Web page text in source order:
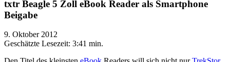
txtr Beagle 5 Zoll eBook Reader als Smartphone
Beigabe
9. Oktober 2012
Geschätzte Lesezeit: 3:41 min.